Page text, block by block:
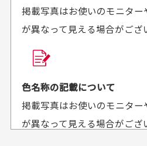
セールかつポイント
も使えて、お得に購
入出来ました
セールかつポイントも使
商品購入からどれくらい
か？
平日午前9時までのご注文で
せて頂いております。
掲載写真はお使いのモニタ
が異なって見える場合がござ
色名称の記載について
掲載写真はお使いのモニタ
が異なって見える場合がござ